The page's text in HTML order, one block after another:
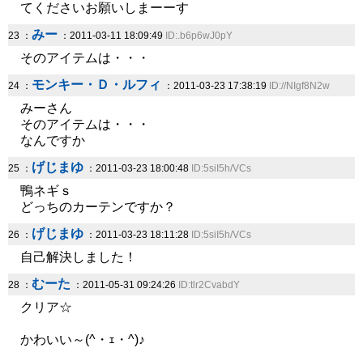
てくださいお願いしまーーす
23 ： みー ：2011-03-11 18:09:49 ID:.b6p6wJ0pY
そのアイテムは・・・
24 ： モンキー・Ｄ・ルフィ ：2011-03-23 17:38:19 ID://NIgf8N2w
みーさん
そのアイテムは・・・
なんですか
25 ： げじまゆ ：2011-03-23 18:00:48 ID:5siI5h/VCs
鴨ネギｓ
どっちのカーテンですか？
26 ： げじまゆ ：2011-03-23 18:11:28 ID:5siI5h/VCs
自己解決しました！
28 ： むーた ：2011-05-31 09:24:26 ID:tlr2CvabdY
クリア☆
かわいい～(^・ｪ・^)♪